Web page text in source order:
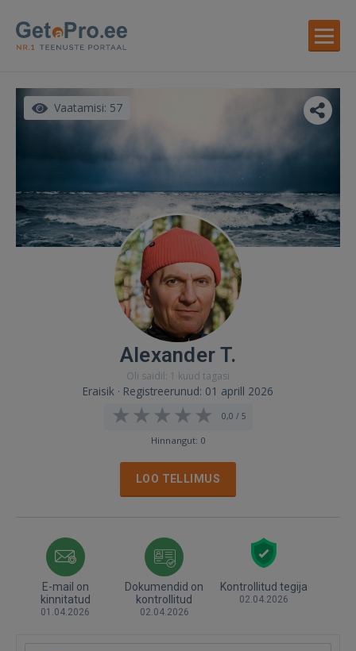
Vaatamisi: 57
Alexander T.
Oli saidil: 1 kuud tagasi
Eraisik · Registreerunud: 01 aprill 2026
0,0 / 5
Hinnangut: 0
LOO TELLIMUS
E-mail on
kinnitatud
01.04.2026
Dokumendid on
kontrollitud
02.04.2026
Kontrollitud tegija
02.04.2026